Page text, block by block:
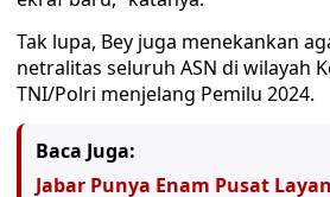
Tak lupa, Bey juga menekankan
netralitas seluruh ASN di wilayah
TNI/Polri menjelang Pemilu 2024.
Baca Juga:
Jabar Punya Enam Pusat